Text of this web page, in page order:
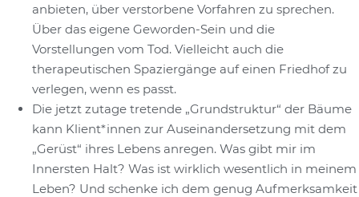
anbieten, über verstorbene Vorfahren zu sprechen.
Über das eigene Geworden-Sein und die
Vorstellungen vom Tod. Vielleicht auch die
therapeutischen Spaziergänge auf einen Friedhof zu
verlegen, wenn es passt.
Die jetzt zutage tretende „Grundstruktur“ der Bäume
kann Klient*innen zur Auseinandersetzung mit dem
„Gerüst“ ihres Lebens anregen. Was gibt mir im
Innersten Halt? Was ist wirklich wesentlich in meinem
Leben? Und schenke ich dem genug Aufmerksamkeit